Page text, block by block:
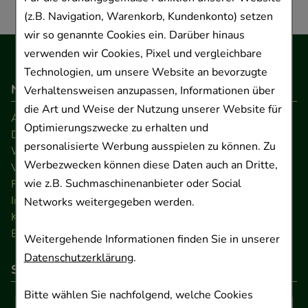
(z.B. Navigation, Warenkorb, Kundenkonto) setzen
wir so genannte Cookies ein. Darüber hinaus
verwenden wir Cookies, Pixel und vergleichbare
Technologien, um unsere Website an bevorzugte
Verhaltensweisen anzupassen, Informationen über
die Art und Weise der Nutzung unserer Website für
Optimierungszwecke zu erhalten und
personalisierte Werbung ausspielen zu können. Zu
Werbezwecken können diese Daten auch an Dritte,
wie z.B. Suchmaschinenanbieter oder Social
Networks weitergegeben werden.
Weitergehende Informationen finden Sie in unserer
Datenschutzerklärung.
Bitte wählen Sie nachfolgend, welche Cookies
Navigation
AGB
Datenschutz
Widerrufsrecht
Versandkosten
FAQ
Impressum
Kontakt
Barrierefreiheitserklärung
So können Sie bezahlen